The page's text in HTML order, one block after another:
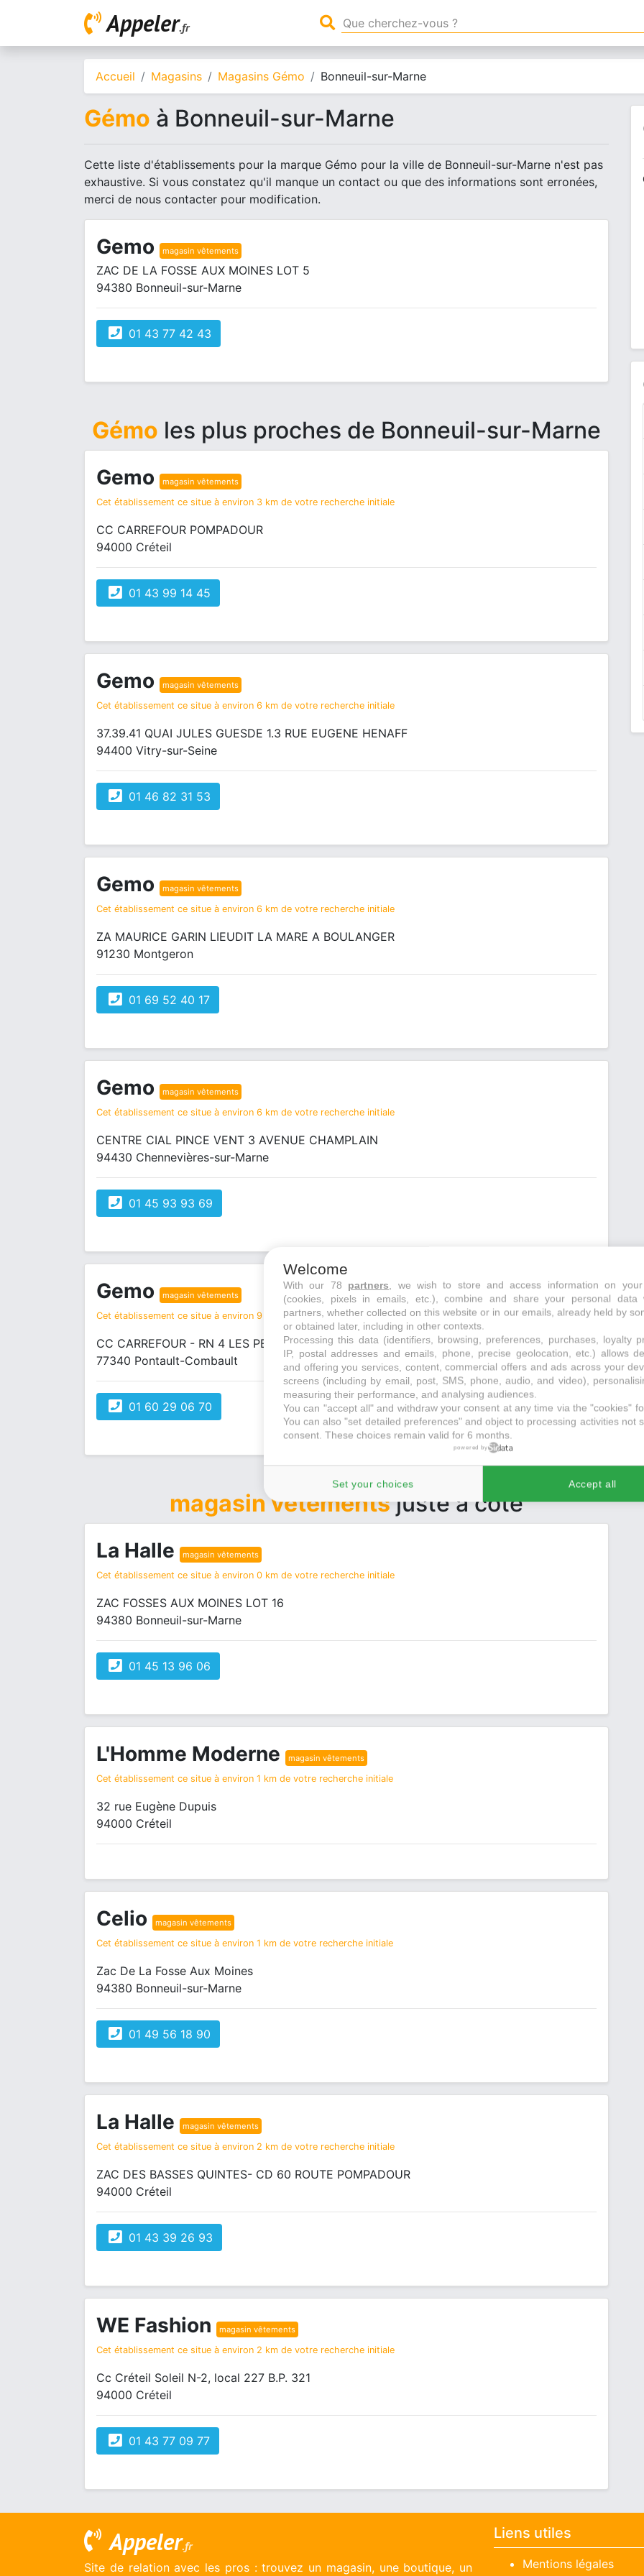
Appeler.fr
Accueil Magasins Magasins Gémo Bonneuil-sur-Marne
Gémo à Bonneuil-sur-Marne
Cette liste d'établissements pour la marque Gémo pour la ville de Bonneuil-sur-Marne n'est pas
exhaustive. Si vous constatez qu'il manque un contact ou que des informations sont erronées,
merci de nous contacter pour modification.
Gemo magasin vêtements
ZAC DE LA FOSSE AUX MOINES LOT 5
94380 Bonneuil-sur-Marne
01 43 77 42 43
Gémo les plus proches de Bonneuil-sur-Marne
Gemo magasin vêtements
Cet établissement ce situe à environ 3 km de votre recherche initiale
CC CARREFOUR POMPADOUR
94000 Créteil
01 43 99 14 45
Gemo magasin vêtements
Cet établissement ce situe à environ 6 km de votre recherche initiale
37.39.41 QUAI JULES GUESDE 1.3 RUE EUGENE HENAFF
94400 Vitry-sur-Seine
01 46 82 31 53
Gemo magasin vêtements
Cet établissement ce situe à environ 6 km de votre recherche initiale
ZA MAURICE GARIN LIEUDIT LA MARE A BOULANGER
91230 Montgeron
01 69 52 40 17
Gemo magasin vêtements
Cet établissement ce situe à environ 6 km de votre recherche initiale
CENTRE CIAL PINCE VENT 3 AVENUE CHAMPLAIN
94430 Chennevières-sur-Marne
01 45 93 93 69
Gemo magasin vêtements
Cet établissement ce situe à environ 9 km de votre recherche initiale
CC CARREFOUR - RN 4 LES PETITES FRICHES
77340 Pontault-Combault
01 60 29 06 70
magasin vêtementsjuste à côté
La Halle magasin vêtements
Cet établissement ce situe à environ 0 km de votre recherche initiale
ZAC FOSSES AUX MOINES LOT 16
94380 Bonneuil-sur-Marne
01 45 13 96 06
L'Homme Moderne magasin vêtements
Cet établissement ce situe à environ 1 km de votre recherche initiale
32 rue Eugène Dupuis
94000 Créteil
Celio magasin vêtements
Cet établissement ce situe à environ 1 km de votre recherche initiale
Zac De La Fosse Aux Moines
94380 Bonneuil-sur-Marne
01 49 56 18 90
La Halle magasin vêtements
Cet établissement ce situe à environ 2 km de votre recherche initiale
ZAC DES BASSES QUINTES- CD 60 ROUTE POMPADOUR
94000 Créteil
01 43 39 26 93
WE Fashion magasin vêtements
Cet établissement ce situe à environ 2 km de votre recherche initiale
Cc Créteil Soleil N-2, local 227 B.P. 321
94000 Créteil
01 43 77 09 77
Appeler.fr
Site de relation avec les pros : trouvez un magasin, une boutique, un
Liens utiles
Mentions légales
Welcome
With our 78 partners , we wish to store and access information on
(cookies, pixels in emails, etc.), combine and share your personal data
partners, whether collected on this website or in our emails, already held by
or obtained later, including in other contexts.
Processing this data (identifiers, browsing, preferences, purchases, loyalty
IP, postal addresses and emails, phone, precise geolocation, etc.) allows
and offering you services, content, commercial offers and ads across your
screens (including by email, post, SMS, phone, audio, and video),
measuring their performance, and analysing audiences.
You can "accept all" and withdraw your consent at any time via the "cookies"
You can also "set detailed preferences" and object to processing activities not
consent. These choices remain valid for 6 months.
powered by
Set your choices Accept all